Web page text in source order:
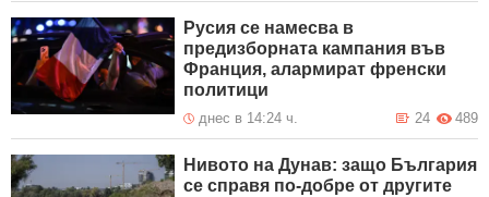
Русия се намесва в
предизборната кампания във
Франция, алармират френски
политици
днес в 14:24 ч. 489
24
Нивото на Дунав: защо България
се справя по-добре от другите